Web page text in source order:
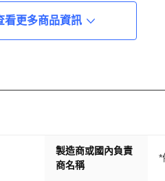
看更多商品資訊
製造商或國內負責
商名稱
*